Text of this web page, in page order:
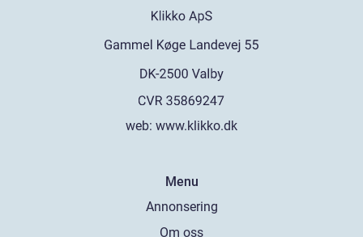
web: www.klikko.dk
Menu
Annonsering
Om oss